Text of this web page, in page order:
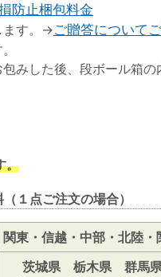
防止梱包料金
ます。→ご贈答について
みした後、段ボール箱
。
１点ご注文の場合）
関東・信越・中部・北陸・
茨城県 栃木県 群馬